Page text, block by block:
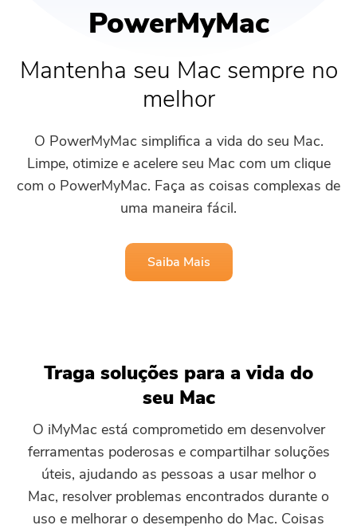
Conversor de vídeo
Compressor PDF
Online
Free Video Converter
Editor de Free Video
PowerMyMac
Mantenha seu Mac sempre no
melhor
O PowerMyMac simplifica a vida do seu Mac.
Limpe, otimize e acelere seu Mac com um clique
com o PowerMyMac. Faça as coisas complexas de
uma maneira fácil.
Saiba Mais
Traga soluções para a vida do
seu Mac
O iMyMac está comprometido em desenvolver
ferramentas poderosas e compartilhar soluções
úteis, ajudando as pessoas a usar melhor o
Mac, resolver problemas encontrados durante o
uso e melhorar o desempenho do Mac. Coisas